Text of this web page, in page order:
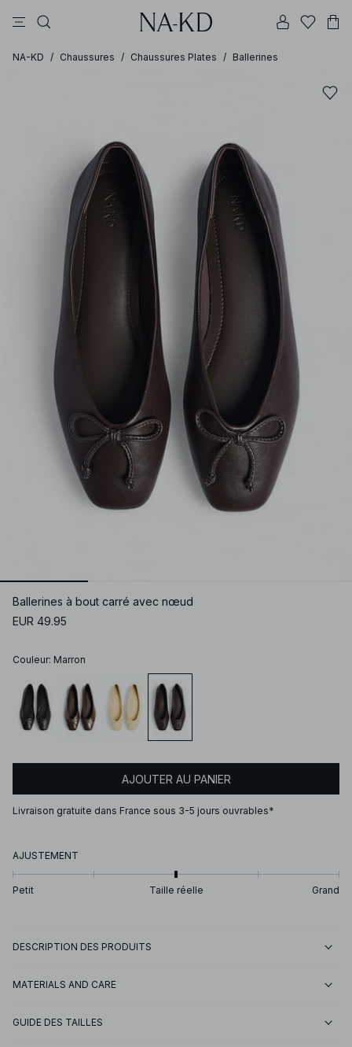
NA-KD / Chaussures / Chaussures Plates / Ballerines
Ballerines à bout carré avec nœud
EUR 49.95
Couleur: Marron
AJOUTER AU PANIER
Livraison gratuite dans France sous 3-5 jours ouvrables*
AJUSTEMENT
Petit Taille réelle Grand
DESCRIPTION DES PRODUITS
MATERIALS AND CARE
GUIDE DES TAILLES